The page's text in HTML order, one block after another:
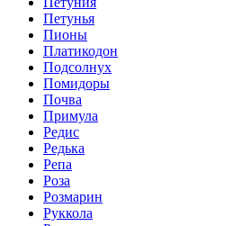
Петунья
Пионы
Платикодон
Подсолнух
Помидоры
Почва
Примула
Редис
Редька
Репа
Роза
Розмарин
Руккола